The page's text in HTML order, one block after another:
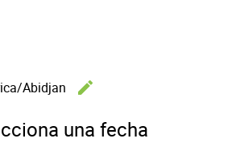
Abidjan
edit
una fecha